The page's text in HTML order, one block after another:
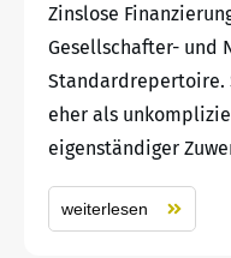
Zinslose
Gesellschafter- und
Standardrepertoire.
eher als
eigenständiger
weiterlesen